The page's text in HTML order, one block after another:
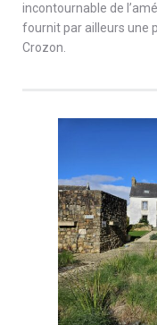
incontournable de
fournit par ailleurs une
Crozon.